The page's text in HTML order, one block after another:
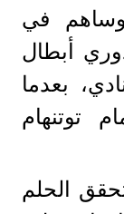
وساهم في
أبطال
بعدما
توتنهام
الحلم